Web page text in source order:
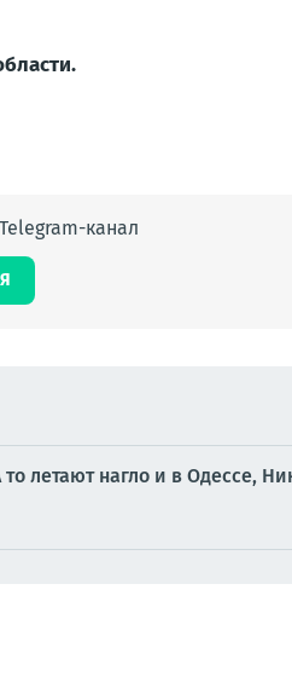
канал
летают нагло и в Одессе,